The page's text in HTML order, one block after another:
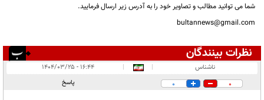
شما می توانید مطالب و تصاویر خود را به آدرس زیر ارسال فرمایید.
bultannews@gmail.com
نظرات بینندگان
در انتظار بررسی:
ناشناس |
|
۱۶:۴۴ - ۱۴۰۴/۰۳/۲۵
0
0 پاسخ